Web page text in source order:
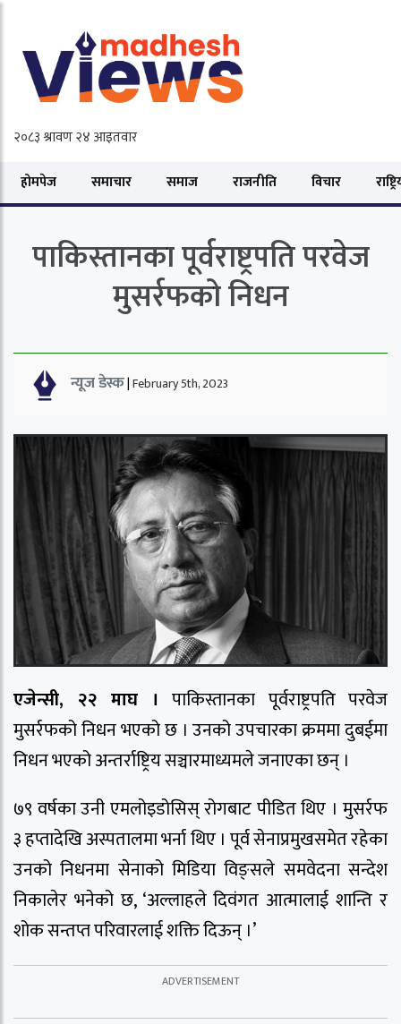
होमपेज समाचार समाज राजनीति विचार
पाकिस्तानका पूर्वराष्ट्रपति परवेज
मुसर्रफको निधन
न्यूज डेस्क|February 5th, 2023
एजेन्सी, २२ माघ । पाकिस्तानका पूर्वराष्ट्रपति परवेज
मुसर्रफको निधन भएको छ । उनको उपचारका क्रममा दुबईमा
निधन भएको अन्तर्राष्ट्रिय सञ्चारमाध्यमले जनाएका छन् ।
७९ वर्षका उनी एमलोइडोसिस् रोगबाट पीडित थिए । मुसर्रफ
३ हप्तादेखि अस्पतालमा भर्ना थिए । पूर्व सेनाप्रमुखसमेत रहेका
उनको निधनमा सेनाको मिडिया विङ्सले समवेदना सन्देश
निकालेर भनेको छ, ‘अल्लाहले दिवंगत आत्मालाई शान्ति र
शोक सन्तप्त परिवारलाई शक्ति दिऊन् ।’